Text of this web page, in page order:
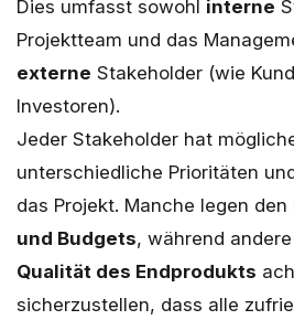
Dies umfasst sowohl interne
Projektteam und das
externe Stakeholder (wie
Investoren).
Jeder Stakeholder hat
unterschiedliche Prioritäten
das Projekt. Manche legen den
und Budgets, während
Qualität des Endprodukts
sicherzustellen, dass alle